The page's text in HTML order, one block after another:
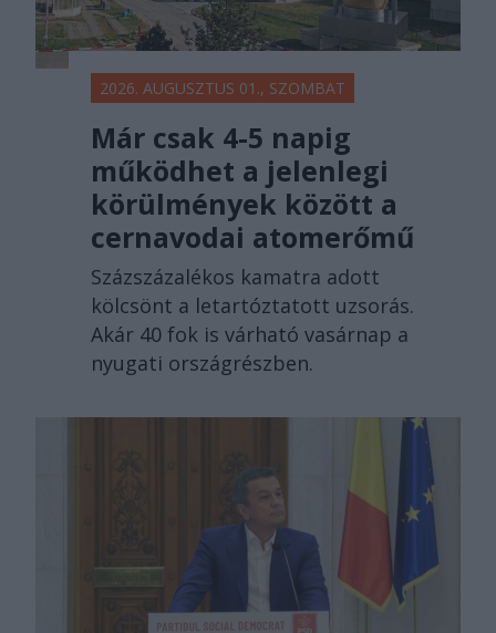
2026. AUGUSZTUS 01., SZOMBAT
Már csak 4-5 napig
működhet a jelenlegi
körülmények között a
cernavodai atomerőmű
Százszázalékos kamatra adott
kölcsönt a letartóztatott uzsorás.
Akár 40 fok is várható vasárnap a
nyugati országrészben.